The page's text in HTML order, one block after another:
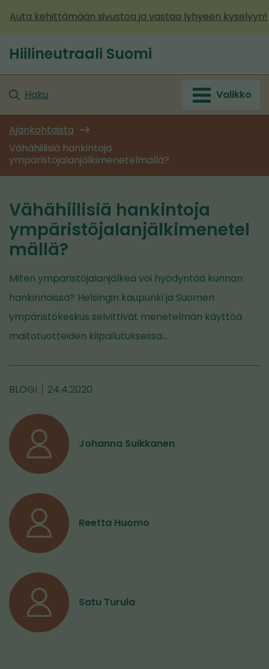
sisältöön
Auta kehittämään sivustoa ja vastaa lyhyeen kyselyyn!
Etusivu
Hiilineutraali Suomi
Haku Valikko
Ajankohtaista
Vähähiilisiä hankintoja
ympäristöjalanjälkimenetelmällä?
Vähähiilisiä hankintoja
ympäristöjalanjälkimenetel
mällä?
Miten ympäristöjalanjälkeä voi hyödyntää kunnan
hankinnoissa? Helsingin kaupunki ja Suomen
ympäristökeskus selvittivät menetelmän käyttöä
maitotuotteiden kilpailutuksessa.…
BLOGI 24.4.2020
Johanna Suikkanen
Reetta Huomo
Satu Turula